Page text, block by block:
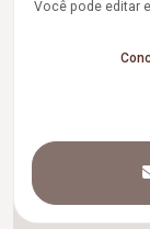
Você pode editar